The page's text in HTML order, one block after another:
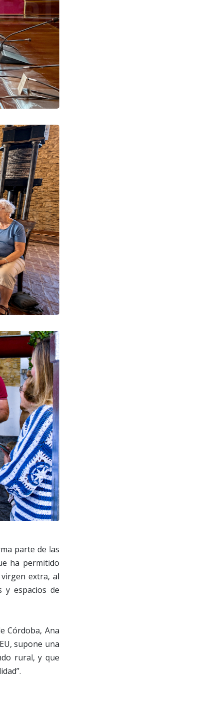
parte de las
ha permitido
extra, al
y espacios de
Córdoba, Ana
supone una
rural, y que